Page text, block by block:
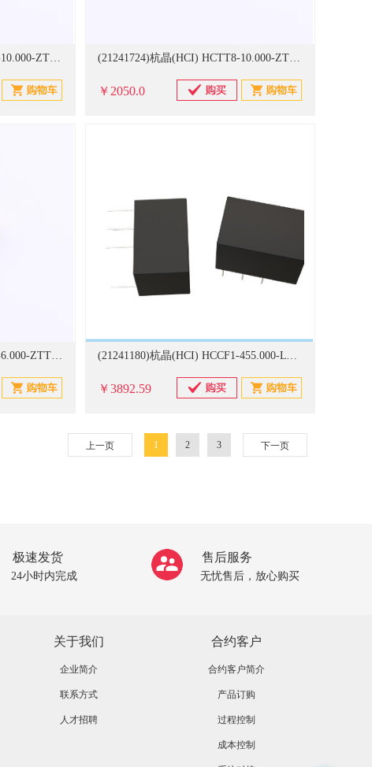
(21241723)杭晶(HCI) HCTT8-10.000-ZTTCPX Ceramic Resonator,ZTTCP,6.0x3.0,10MHz,±0.5%,-25+85,±0.3% 1000个/卷 陶瓷滤波器(单位：卷) (21241724)杭晶(HCI) HCTT8-10.000-ZTTCP-15X Ceramic Resonator,ZTTCP,6.0x3.0,10MHz,C1=C2=15pF,±0.5%,-25+85,±0.3% 1000个/卷 陶瓷滤波器(单位：卷)
￥2050.0
(21241727)杭晶(HCI) HCTT8-6.000-ZTTCPX Ceramic Resonator,ZTTCP,6.0x3.0,6MHz,±0.5%@25,±0.3%@-25~85,30pF 1000个/卷 陶瓷滤波器(单位：卷) (21241180)杭晶(HCI) HCCF1-455.000-LTIWX Ceramic Filter 11.0x8.0x7.0,455kHz,BW ±1.5kHz,IL 4.0dB,-30-70℃ 1000个/卷 陶瓷滤波器(单位：卷)
￥3892.59
上一页 1 2 3 下一页
极速发货
24小时内完成
售后服务
无忧售后，放心购买
关于我们
企业简介
联系方式
人才招聘
合约客户
合约客户简介
产品订购
过程控制
成本控制